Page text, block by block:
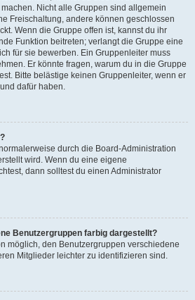
Nicht alle Gruppen sind allgemein
Freischaltung, andere können geschlossen
Wenn die Gruppe offen ist, kannst du ihr
Funktion beitreten; verlangt die Gruppe eine
für sie bewerben. Ein Gruppenleiter muss
Er könnte fragen, warum du in die Gruppe
Bitte belästige keinen Gruppenleiter, wenn er
dafür haben.
durch die Board-Administration
wird. Wenn du eine eigene
dann solltest du einen Administrator
Benutzergruppen farbig dargestellt?
möglich, den Benutzergruppen verschiedene
Mitglieder leichter zu identifizieren sind.